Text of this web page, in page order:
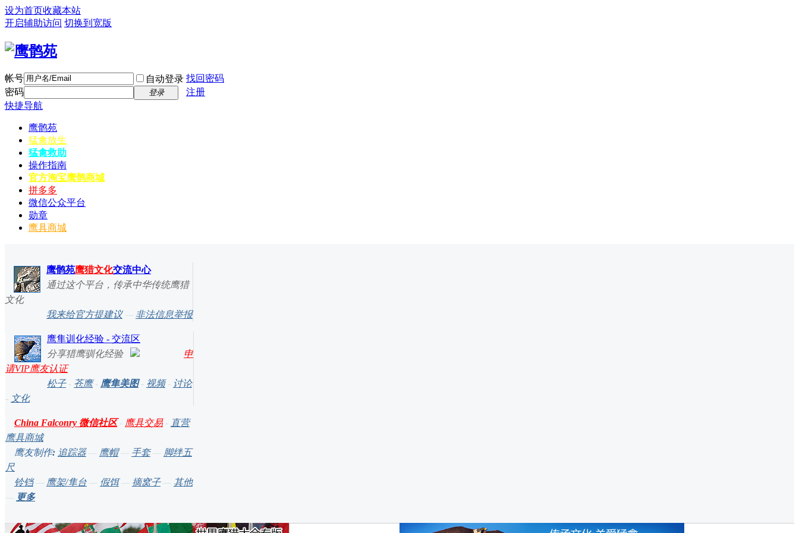
设为首页收藏本站
开启辅助访问 切换到宽版
帐号 自动登录 找回密码
密码
登录
注册
快捷导航
鹰鹘苑
猛禽放生
猛禽救助
操作指南
官方淘宝鹰鹘商城
拼多多
微信公众平台
勋章
鹰具商城
鹰鹘苑鹰猎文化交流中心
通过这个平台，传承中华传统鹰猎
文化
我来给官方提建议— 非法信息举报
鹰隼训化经验 - 交流区
分享猎鹰驯化经验
申
请VIP鹰友认证
松子- 苍鹰- 鹰隼美图- 视频- 讨论
- 文化
China Falconry 微信社区- 鹰具交易- 直营
鹰具商城
鹰友制作: 追踪器— 鹰帽— 手套— 脚绊五
尺
铃铛— 鹰架/隼台 — 假饵— 摘窝子— 其他
— 更多